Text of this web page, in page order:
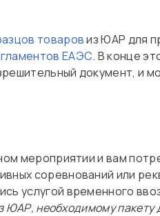
товаровиз ЮАР для
ЕАЭС. В конце
документ, и
мероприятии и вам
соревнований или
услугой временного
ЮАР, необходимому пакету